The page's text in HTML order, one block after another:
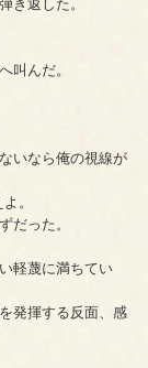
き返した。
叫んだ。
いなら俺の視線が
。
だった。
軽蔑に満ちてい
発揮する反面、感